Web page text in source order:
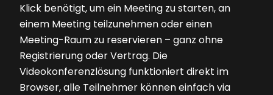
Klick benötigt, um ein Meeting zu starten, an
einem Meeting teilzunehmen oder einen
Meeting-Raum zu reservieren – ganz ohne
Registrierung oder Vertrag. Die
Videokonferenzlösung funktioniert direkt im
Browser, alle Teilnehmer können einfach via